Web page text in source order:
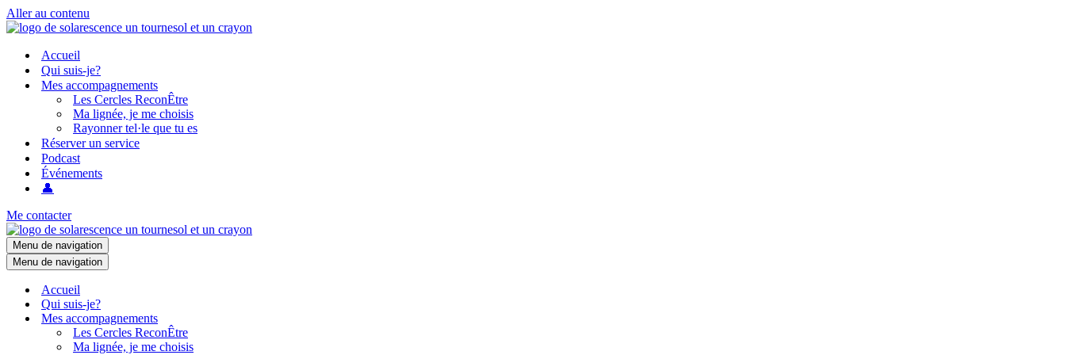
Aller au contenu
Accueil
Qui suis-je?
Mes accompagnements
Les Cercles ReconÊtre
Ma lignée, je me choisis
Rayonner tel·le que tu es
Réserver un service
Podcast
Événements
👤
Me contacter
Menu de navigation
Menu de navigation
Accueil
Qui suis-je?
Mes accompagnements
Les Cercles ReconÊtre
Ma lignée, je me choisis